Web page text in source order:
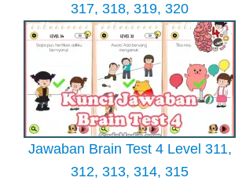
317, 318, 319, 320
Jawaban Brain Test 4 Level 311,
312, 313, 314, 315